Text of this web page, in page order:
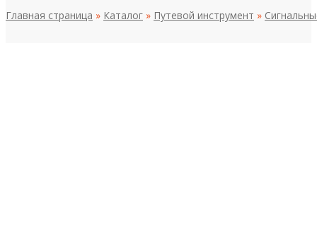
Главная страница » Каталог » Путевой инструмент »